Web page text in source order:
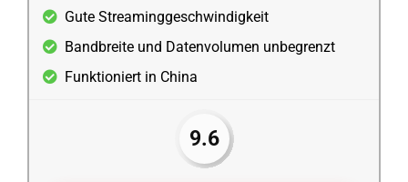
Gute Streaminggeschwindigkeit
Bandbreite und Datenvolumen unbegrenzt
Funktioniert in China
9.6